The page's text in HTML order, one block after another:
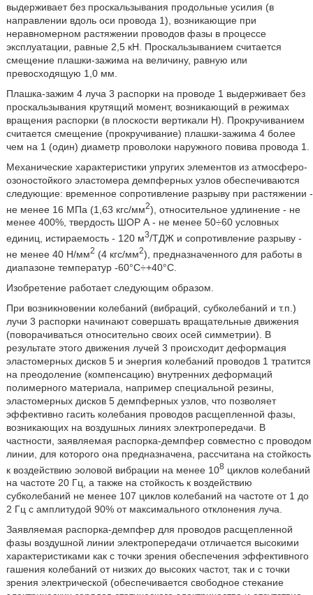
выдерживает без проскальзывания продольные усилия (в
направлении вдоль оси провода 1), возникающие при
неравномерном растяжении проводов фазы в процессе
эксплуатации, равные 2,5 кН. Проскальзыванием считается
смещение плашки-зажима на величину, равную или
превосходящую 1,0 мм.
Плашка-зажим 4 луча 3 распорки на проводе 1 выдерживает без
проскальзывания крутящий момент, возникающий в режимах
вращения распорки (в плоскости вертикали Н). Прокручиванием
считается смещение (прокручивание) плашки-зажима 4 более
чем на 1 (один) диаметр проволоки наружного повива провода 1.
Механические характеристики упругих элементов из атмосферо-
озоностойкого эластомера демпферных узлов обеспечиваются
следующие: временное сопротивление разрыву при растяжении -
не менее 16 МПа (1,63 кгс/мм2), относительное удлинение - не
менее 400%, твердость ШОР А - не менее 50÷60 условных
единиц, истираемость - 120 м3/ТДЖ и сопротивление разрыву -
не менее 40 Н/мм2 (4 кгс/мм2), предназначенного для работы в
диапазоне температур -60°С÷+40°С.
Изобретение работает следующим образом.
При возникновении колебаний (вибраций, субколебаний и т.п.)
лучи 3 распорки начинают совершать вращательные движения
(поворачиваться относительно своих осей симметрии). В
результате этого движения лучей 3 происходит деформация
эластомерных дисков 5 и энергия колебаний проводов 1 тратится
на преодоление (компенсацию) внутренних деформаций
полимерного материала, например специальной резины,
эластомерных дисков 5 демпферных узлов, что позволяет
эффективно гасить колебания проводов расщепленной фазы,
возникающих на воздушных линиях электропередачи. В
частности, заявляемая распорка-демпфер совместно с проводом
линии, для которого она предназначена, рассчитана на стойкость
к воздействию эоловой вибрации на менее 108циклов колебаний
на частоте 20 Гц, а также на стойкость к воздействию
субколебаний не менее 107 циклов колебаний на частоте от 1 до
2 Гц с амплитудой 90% от максимального отклонения луча.
Заявляемая распорка-демпфер для проводов расщепленной
фазы воздушной линии электропередачи отличается высокими
характеристиками как с точки зрения обеспечения эффективного
гашения колебаний от низких до высоких частот, так и с точки
зрения электрической (обеспечивается свободное стекание